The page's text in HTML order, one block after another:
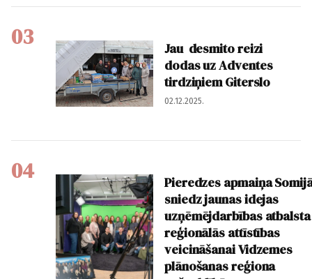
03
Jau desmito reizi
dodas uz Adventes
tirdziņiem Giterslo
02.12.2025.
04
Pieredzes apmaiņa
sniedz jaunas idejas
uzņēmējdarbības
reģionālās attīstības
veicināšanai Vidzemes
plānošanas reģiona